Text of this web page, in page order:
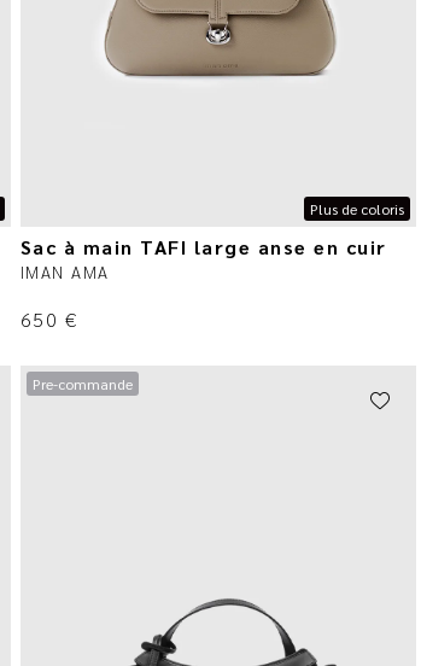
Plus de coloris
Sac à main TAFI large anse en cuir
IMAN AMA
650 €
Pre-commande